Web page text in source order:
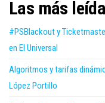
Las más
#PSBlackout y
en El Universal
Algoritmos y tarifas
López Portillo